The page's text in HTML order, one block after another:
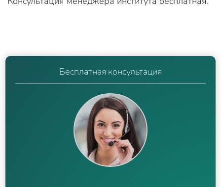
Бесплатная консультация